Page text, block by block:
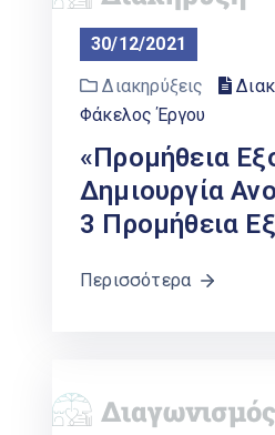
30/12/2021
Διακηρύξεις
Φάκελος Έργου
«Προμήθεια
Δημιουργία
3 Προμήθεια
Περισσότερα